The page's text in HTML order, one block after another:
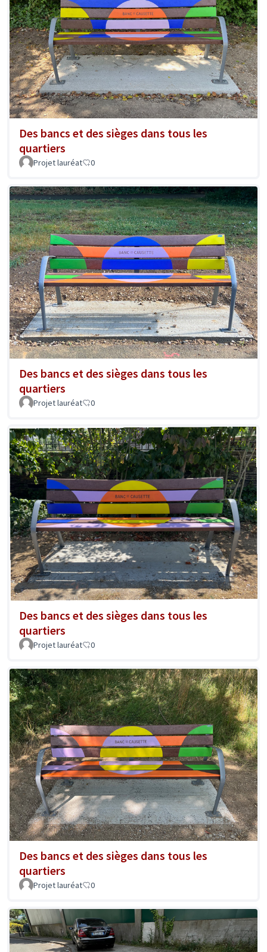
Des bancs et des sièges dans tous les
quartiers
Projet lauréat 0
Des bancs et des sièges dans tous les
quartiers
Projet lauréat 0
Des bancs et des sièges dans tous les
quartiers
Projet lauréat 0
Des bancs et des sièges dans tous les
quartiers
Projet lauréat 0